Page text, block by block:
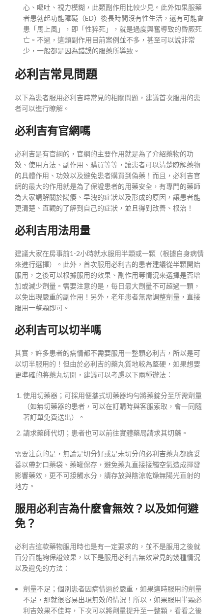
心、嘔吐、視力模糊，此類副作用比較少見。此外如果服藥
者患勃起功能障礙（ED）後長時間沒有性生活，還有可能會
患「馬上風」，即「性猝死」，就是過度興奮導致的昏厥死
亡。不過，這類副作用目前案例並不多，甚至可以說非常
少，一般都是因為錯誤的服藥所導致。
必利吉常見問題
以下為患者服用必利吉時常見的相關問題，建議首次服用的患
者可以進行瞭解。
必利吉有官網嗎
必利吉是有官網的，官網的主要作用就是為了介紹藥物的功
效、使用方法、副作用、購買等等，讓患者可以清楚瞭解藥物
的具體作用、功效以及避免患者購買到偽藥！而且，必利吉官
網的最大的作用就是為了保證患者的用藥安全，有專門的藥師
為大家講解關於陽痿、早洩的症狀以及形成的原因，讓患者能
更清楚、直觀的了解到自己的症狀，並且得到改善、根治！
必利吉用法用量
建議大家在房事前1-2小時就水服用半顆或一顆（根據自身病情
來進行選擇）。此外，首次服用必利吉的患者建議從半顆開始
服用，之後可以根據服用的效果、副作用等情況來選擇是否增
加或減少劑量。需要注意的是，每日最大劑量不可超過一顆，
以免出現嚴重的副作用！另外，老年患者無需調整劑量，直接
服用一整顆即可。
必利吉可以切半嗎
其實，許多患者的病情都不需要服用一整顆必利吉，所以是可
以切半服用的！但由於必利吉的藥丸質地較為堅硬，如果想要
更準確的將藥丸切開，建議可以考慮以下兩種辦法：
使用切藥器；可採用便攜式切藥器均勻將藥錠分至所需劑量
（如無切藥器的患者，可以在訂購時與客服索取，會一同隨
著訂單免費送出）。
請求藥師代切；患者也可以前往實體藥局請求其切藥。
需要注意的是，無論是切分好或是未切分的必利吉藥丸都應妥
善以帶封口藥袋、藥罐保存，避免藥丸直接接觸空氣造成揮發
影響藥效，更不可接觸水分，請存放與陰涼乾燥無陽光直射的
地方。
服用必利吉為什麼會無效？以及如何避
免？
必利吉這款藥物服用時也是有一定要求的，並不是服用之後就
百分百能夠保證效果，以下是服用必利吉無效常見的幾種情況
以及避免的方法：
劑量不足；個別患者因病情過於嚴重，如果這時服用的劑量
不足，那就很容易出現無效的情況！所以，如果服用半顆必
利吉效果不佳時，下次可以將劑量提升至一整顆，看看之後